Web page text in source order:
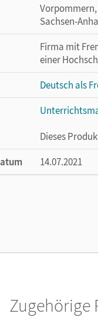
Sachsen-
Firma mit
einer
Deutsch als
Dieses
14.07.2021
Ermöglicht
Funk,
Zugehörige